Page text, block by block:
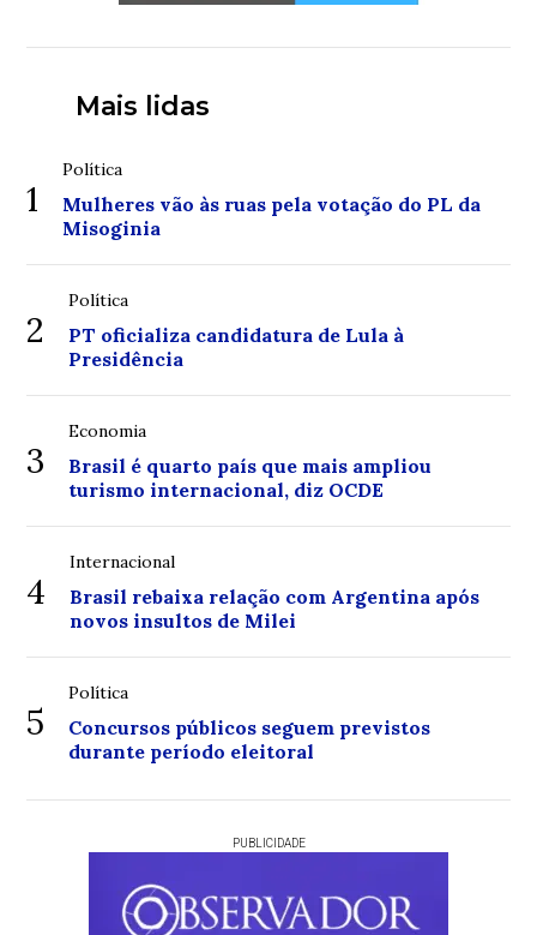
Mais lidas
1
Política
Mulheres vão às ruas pela votação do PL da
Misoginia
2
Política
PT oficializa candidatura de Lula à
Presidência
3
Economia
Brasil é quarto país que mais ampliou
turismo internacional, diz OCDE
4
Internacional
Brasil rebaixa relação com Argentina após
novos insultos de Milei
5
Política
Concursos públicos seguem previstos
durante período eleitoral
PUBLICIDADE